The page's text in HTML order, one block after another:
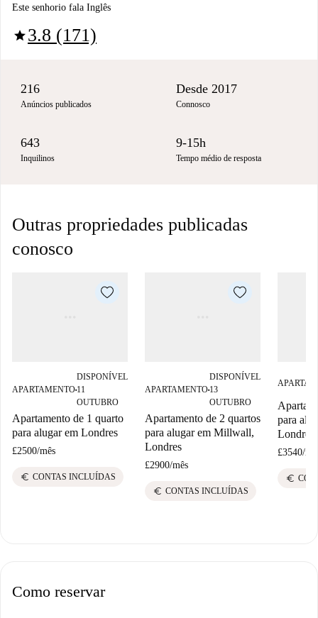
Este senhorio fala Inglês
star3.8 (171)
216
Anúncios publicados
Desde 2017
Connosco
643
Inquilinos
9-15h
Tempo médio de resposta
Outras propriedades publicadas
conosco
APARTAMENTO■
DISPONÍVEL
11
OUTUBRO
Apartamento de 1 quarto
para alugar em Londres
£2500/mês
euro CONTAS INCLUÍDAS
APARTAMENTO■
DISPONÍVEL
13
OUTUBRO
Apartamento de 2 quartos
para alugar em Millwall,
Londres
£2900/mês
euro CONTAS INCLUÍDAS
para
Londres
£3540/
euro
Como reservar